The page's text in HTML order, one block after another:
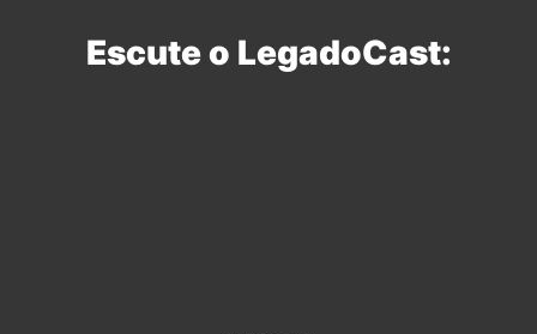
Escute o LegadoCast: